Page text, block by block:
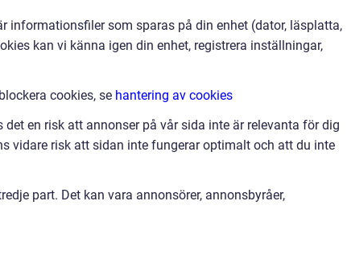
informationsfiler som sparas på din enhet (dator, läsplatta,
kan vi känna igen din enhet, registrera inställningar,
cookies, se hantering av cookies
en risk att annonser på vår sida inte är relevanta för dig
vidare risk att sidan inte fungerar optimalt och att du inte
part. Det kan vara annonsörer, annonsbyråer,